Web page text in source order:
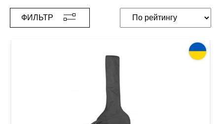
ФИЛЬТР